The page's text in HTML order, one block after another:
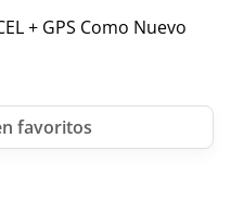
+ GPS Como Nuevo